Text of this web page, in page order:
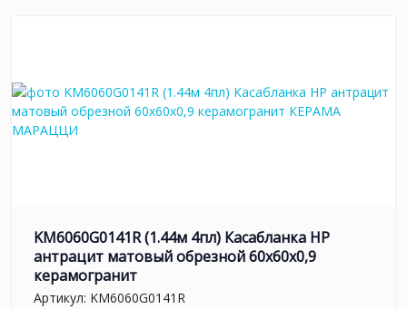
KM6060G0141R (1.44м 4пл) Касабланка HP
антрацит матовый обрезной 60x60x0,9
керамогранит
Артикул: KM6060G0141R